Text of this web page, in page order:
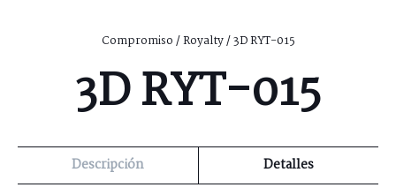
Compromiso/Royalty/ 3D RYT-015
3D RYT-015
Descripción Detalles